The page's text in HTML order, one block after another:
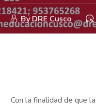
ByDRE Cusco
Con la finalidad de que